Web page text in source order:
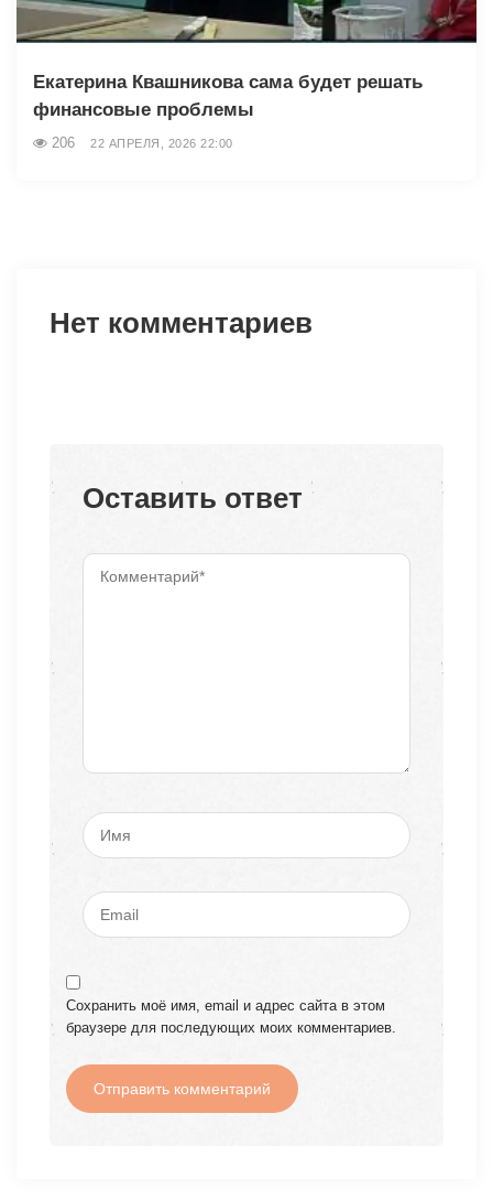
Екатерина Квашникова сама будет решать
финансовые проблемы
206 22 АПРЕЛЯ, 2026 22:00
Нет комментариев
Оставить ответ
Сохранить моё имя, email и адрес сайта в этом
браузере для последующих моих комментариев.